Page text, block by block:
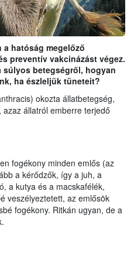
a hatóság megelőző
preventív vakcinázást végez.
betegségről, hogyan
ha észleljük tüneteit?
okozta állatbetegség,
állatról emberre terjedő
fogékony minden emlős (az
a kérődzők, így a juh, a
a kutya és a macskafélék,
veszélyeztetett, az emlősök
fogékony. Ritkán ugyan, de a